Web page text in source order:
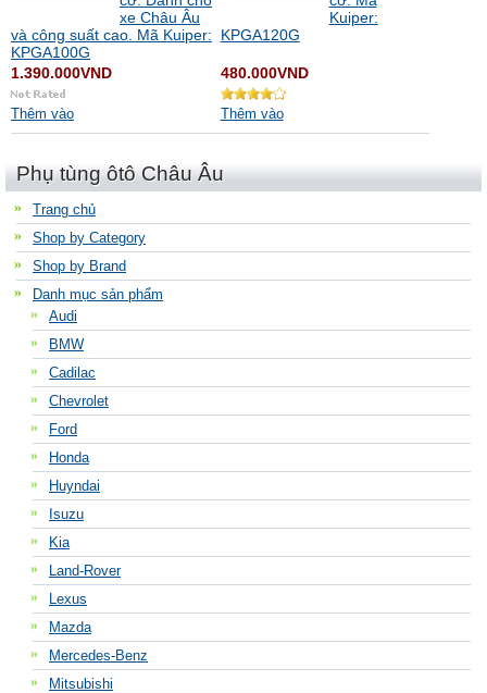
xe Châu Âu
và công suất cao. Mã Kuiper:
KPGA100G
1.390.000VND
Thêm vào
Kuiper:
KPGA120G
480.000VND
Thêm vào
Phụ tùng ôtô Châu Âu
Trang chủ
Shop by Category
Shop by Brand
Danh mục sản phẩm
Audi
BMW
Cadilac
Chevrolet
Ford
Honda
Huyndai
Isuzu
Kia
Land-Rover
Lexus
Mazda
Mercedes-Benz
Mitsubishi